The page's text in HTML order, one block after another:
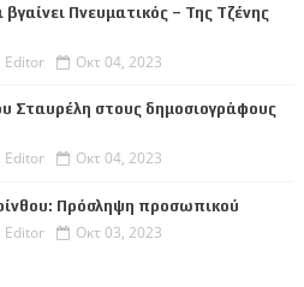
Πνευματικός – Της Τζένης
Editor Οκτ 04, 2023
Σταυρέλη στους δημοσιογράφους
Editor Οκτ 04, 2023
Πρόσληψη προσωπικού
Editor Οκτ 03, 2023